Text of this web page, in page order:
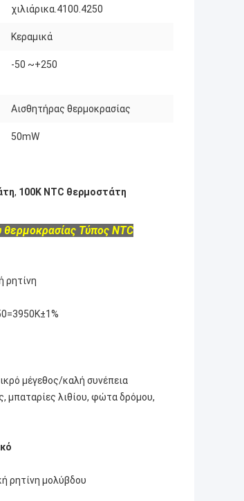
χιλιάρικα.4100.4250
Κεραμικά
-50 ~+250
Αισθητήρας θερμοκρασίας
50mW
, 100K NTC θερμοστάτη
Τύπος NTC
ρητίνη
μέγεθος/καλή συνέπεια
μπαταρίες λιθίου, φώτα δρόμου,
ρητίνη μολύβδου